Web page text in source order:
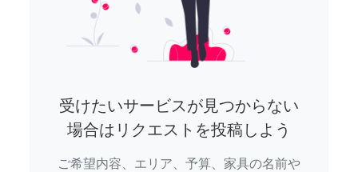
受けたいサービスが見つからない
場合はリクエストを投稿しよう
ご希望内容、エリア、予算、家具の名前や